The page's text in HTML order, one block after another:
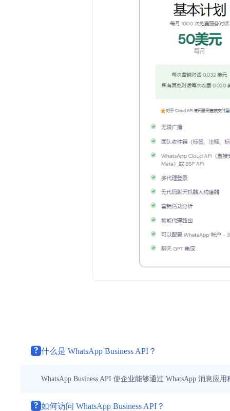
? 什么是 WhatsApp Business API？
WhatsApp Business API 使企业能够通过 WhatsApp 消息应
? 如何访问 WhatsApp Business API？